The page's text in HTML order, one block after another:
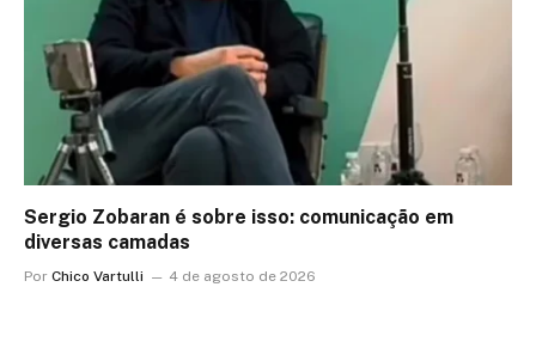
Sergio Zobaran é sobre isso: comunicação em
diversas camadas
Por Chico Vartulli 4 de agosto de 2026